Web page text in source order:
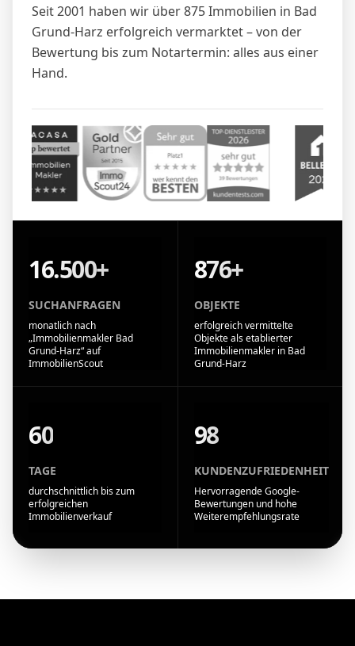
Seit 2001 haben wir über 875 Immobilien in Bad
Grund-Harz erfolgreich vermarktet – von der
Bewertung bis zum Notartermin: alles aus einer
Hand.
16.500+
SUCHANFRAGEN
monatlich nach
„Immobilienmakler Bad
Grund-Harz“ auf
ImmobilienScout
876+
OBJEKTE
erfolgreich vermittelte
Objekte als etablierter
Immobilienmakler in Bad
Grund-Harz
60
TAGE
durchschnittlich bis zum
erfolgreichen
Immobilienverkauf
98
KUNDENZUFRIEDENHEIT
Hervorragende Google-
Bewertungen und hohe
Weiterempfehlungsrate